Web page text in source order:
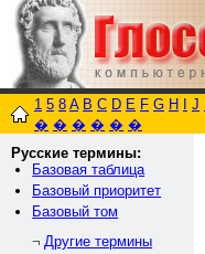
1 5 8 A B C D E F G H J
� � � � � �
Русские термины:
Базовая таблица
Базовый приоритет
Базовый том
¬ Другие термины